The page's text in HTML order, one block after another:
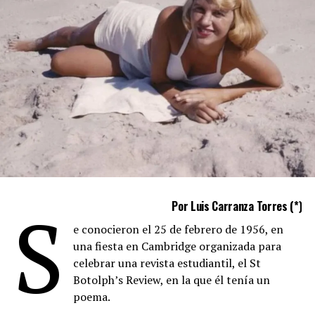
Por Luis Carranza Torres (*)
S
e conocieron el 25 de febrero de 1956, en
una fiesta en Cambridge organizada para
celebrar una revista estudiantil, el St
Botolph’s Review, en la que él tenía un
poema.